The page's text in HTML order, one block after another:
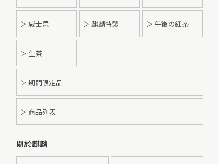
＞ 威士忌 ＞ 麒麟特製 ＞ 午後の紅茶
＞ 生茶
＞ 期間限定品
＞ 商品列表
關於麒麟